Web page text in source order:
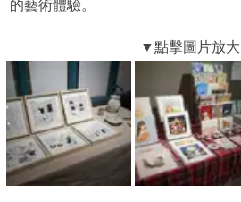
的藝術體驗。